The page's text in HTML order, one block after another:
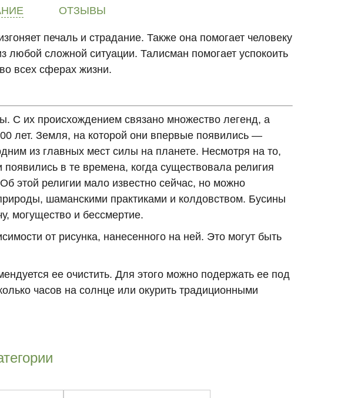
ОТЗЫВЫ
печаль и страдание. Также она помогает человеку
любой сложной ситуации. Талисман помогает успокоить
всех сферах жизни.
С их происхождением связано множество легенд, а
лет. Земля, на которой они впервые появились —
из главных мест силы на планете. Несмотря на то,
в те времена, когда существовала религия
этой религии мало известно сейчас, но можно
шаманскими практиками и колдовством. Бусины
могущество и бессмертие.
от рисунка, нанесенного на ней. Это могут быть
ее очистить. Для этого можно подержать ее под
часов на солнце или окурить традиционными